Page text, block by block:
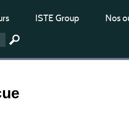
ISTE Group Nos